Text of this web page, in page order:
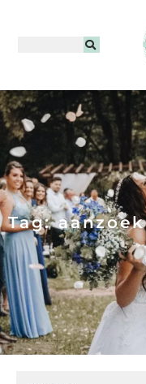
Tag: aanzoek